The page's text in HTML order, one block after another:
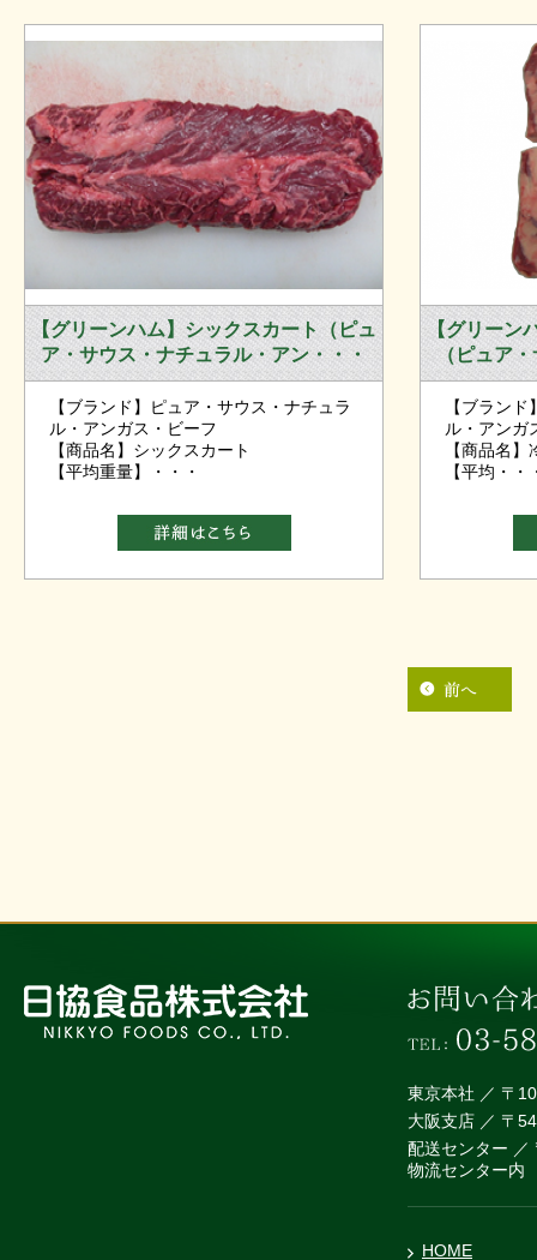
【グリーンハム】シックスカート（ピュ
ア・サウス・ナチュラル・アン・・・
【ブランド】ピュア・サウス・ナチュラ
ル・アンガス・ビーフ
【商品名】シックスカート
【平均重量】・・・
【グリーン
（ピュア
【ブラン
ル・アンガ
【商品名
【平均・・
東京本社 ／ 〒
大阪支店 ／ 〒
配送センター
物流センター内
HOME